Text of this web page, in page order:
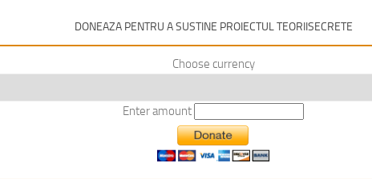
DONEAZA PENTRU A SUSTINE PROIECTUL TEORIISECRETE
Choose currency
Enter amount